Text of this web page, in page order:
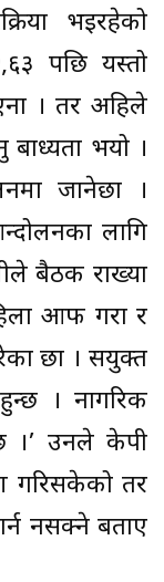
भइरहेको
पछि यस्तो
। तर अहिले
भयो ।
जानेछौं ।
लागि
बैठक राख्यौं
आफैं गरौं र
छौं । सयुक्त
। नागरिक
।’ उनले केपी
गरिसकेको तर
नसक्ने बताए